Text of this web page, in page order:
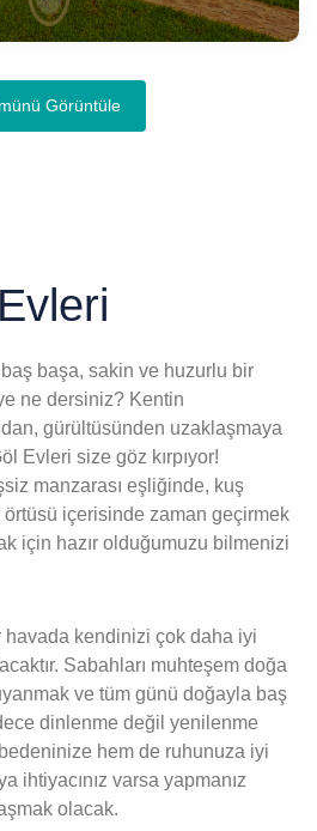
Görüntüle
başa, sakin ve huzurlu bir
ne dersiniz? Kentin
gürültüsünden uzaklaşmaya
Evleri size göz kırpıyor!
manzarası eşliğinde, kuş
içerisinde zaman geçirmek
için hazır olduğumuzu bilmenizi
kendinizi çok daha iyi
Sabahları muhteşem doğa
ve tüm günü doğayla baş
dinlenme değil yenilenme
hem de ruhunuza iyi
ihtiyacınız varsa yapmanız
olacak.